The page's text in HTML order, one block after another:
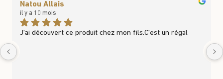
Natou Allais
il y a 10 mois
J'ai découvert ce produit chez mon fils.C'est un régal